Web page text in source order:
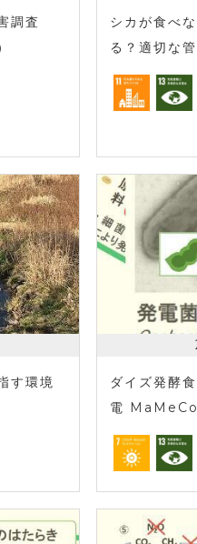
調査
シカが食べ
る？適切な
す環境
ダイズ発酵
電